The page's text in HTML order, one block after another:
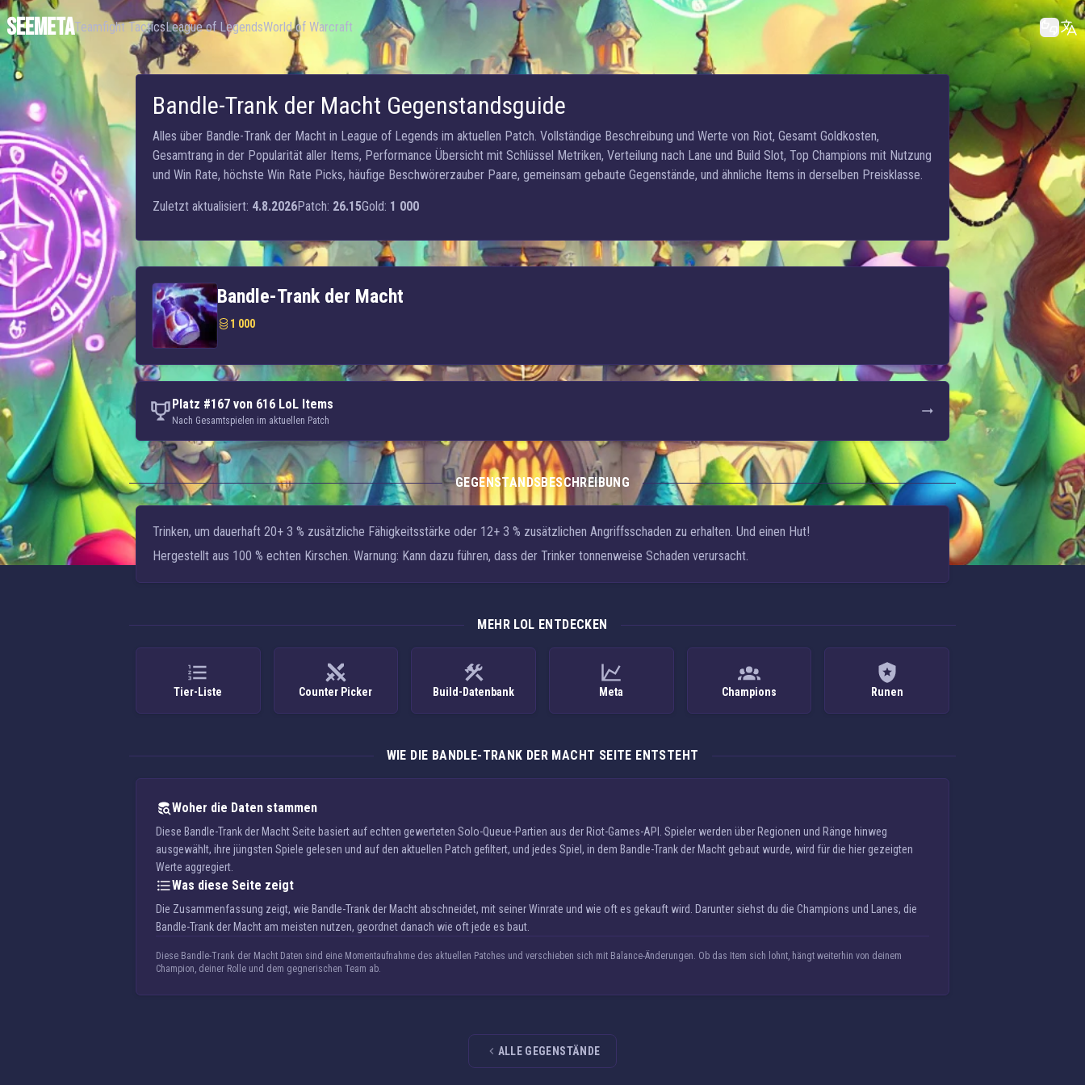
SEEMETATeamfight TacticsLeague of LegendsWorld of Warcraft
Bandle-Trank der Macht Gegenstandsguide
Alles über Bandle-Trank der Macht in League of Legends im aktuellen Patch. Vollständige Beschreibung und Werte von Riot, Gesamt Goldkosten,
Gesamtrang in der Popularität aller Items, Performance Übersicht mit Schlüssel Metriken, Verteilung nach Lane und Build Slot, Top Champions mit Nutzung
und Win Rate, höchste Win Rate Picks, häufige Beschwörerzauber Paare, gemeinsam gebaute Gegenstände, und ähnliche Items in derselben Preisklasse.
Zuletzt aktualisiert: 4.8.2026Patch: 26.15Gold: 1 000
Bandle-Trank der Macht
1 000
Platz #167 von 616 LoL Items
Nach Gesamtspielen im aktuellen Patch
GEGENSTANDSBESCHREIBUNG
Trinken, um dauerhaft 20+ 3 % zusätzliche Fähigkeitsstärke oder 12+ 3 % zusätzlichen Angriffsschaden zu erhalten. Und einen Hut!
Hergestellt aus 100 % echten Kirschen. Warnung: Kann dazu führen, dass der Trinker tonnenweise Schaden verursacht.
MEHR LOL ENTDECKEN
Tier-Liste Counter Picker Build-Datenbank Meta Champions Runen
WIE DIE BANDLE-TRANK DER MACHT SEITE ENTSTEHT
Woher die Daten stammen
Diese Bandle-Trank der Macht Seite basiert auf echten gewerteten Solo-Queue-Partien aus der Riot-Games-API. Spieler werden über Regionen und Ränge hinweg
ausgewählt, ihre jüngsten Spiele gelesen und auf den aktuellen Patch gefiltert, und jedes Spiel, in dem Bandle-Trank der Macht gebaut wurde, wird für die hier gezeigten
Werte aggregiert.
Was diese Seite zeigt
Die Zusammenfassung zeigt, wie Bandle-Trank der Macht abschneidet, mit seiner Winrate und wie oft es gekauft wird. Darunter siehst du die Champions und Lanes, die
Bandle-Trank der Macht am meisten nutzen, geordnet danach wie oft jede es baut.
Diese Bandle-Trank der Macht Daten sind eine Momentaufnahme des aktuellen Patches und verschieben sich mit Balance-Änderungen. Ob das Item sich lohnt, hängt weiterhin von deinem
Champion, deiner Rolle und dem gegnerischen Team ab.
ALLE GEGENSTÄNDE